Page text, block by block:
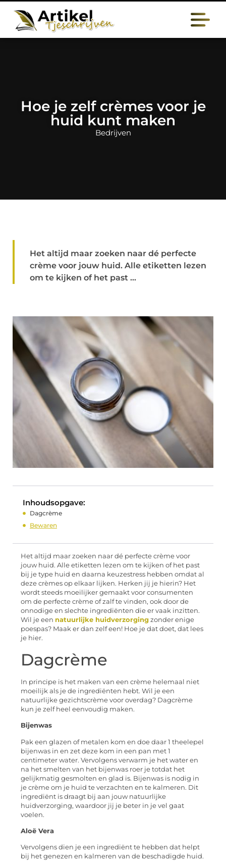
Hoe je zelf crèmes voor je
huid kunt maken
Bedrijven
Het altijd maar zoeken naar dé perfecte
crème voor jouw huid. Alle etiketten lezen
om te kijken of het past ...
Inhoudsopgave:
Dagcrème
Bewaren
Het altijd maar zoeken naar dé perfecte crème voor
jouw huid. Alle etiketten lezen om te kijken of het past
bij je type huid en daarna keuzestress hebben omdat al
deze crèmes op elkaar lijken. Herken jij je hierin? Het
wordt steeds moeilijker gemaakt voor consumenten
om de perfecte crème of zalf te vinden, ook door de
onnodige en slechte ingrediënten die er vaak inzitten.
Wil je een natuurlijke huidverzorging zonder enige
poespas? Maak er dan zelf een! Hoe je dat doet, dat lees
je hier.
Dagcrème
In principe is het maken van een crème helemaal niet
moeilijk als je de ingrediënten hebt. Wil je een
natuurlijke gezichtscrème voor overdag? Dagcrème
kun je zelf heel eenvoudig maken.
Bijenwas
Pak een glazen of metalen kom en doe daar 1 theelepel
bijenwas in en zet deze kom in een pan met 1
centimeter water. Vervolgens verwarm je het water en
na het smelten van het bijenwas roer je totdat het
gelijkmatig gesmolten en glad is. Bijenwas is nodig in
je crème om je huid te verzachten en te kalmeren. Dit
ingrediënt is draagt bij aan jouw natuurlijke
huidverzorging, waardoor jij je beter in je vel gaat
voelen.
Aloë Vera
Vervolgens dien je een ingrediënt te hebben dat helpt
bij het genezen en kalmeren van de beschadigde huid.